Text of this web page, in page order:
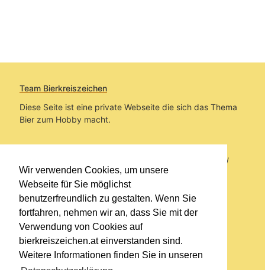
Wir verwenden Cookies, um unsere
Webseite für Sie möglichst
benutzerfreundlich zu gestalten. Wenn Sie
fortfahren, nehmen wir an, dass Sie mit der
Verwendung von Cookies auf
bierkreiszeichen.at einverstanden sind.
Weitere Informationen finden Sie in unseren
Team Bierkreiszeichen
Diese Seite ist eine private Webseite die sich das Thema
Bier zum Hobby macht.
Sie befinden sich auf https://www.bierkreiszeichen.at/
im Pfad:Bierkreiszeichen/Gesammelte Biere
Erstellt: 2026-08-09
Links
Impressum